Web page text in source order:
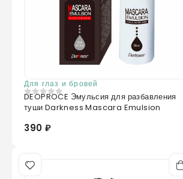
Для глаз и бровей
0 из 5
DEOPROCE Эмульсия для разбавления
туши Darkness Mascara Emulsion
390 ₽